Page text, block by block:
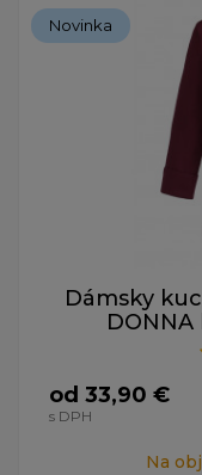
Novinka
Dámsky
od 33,90 €
s DPH
Na